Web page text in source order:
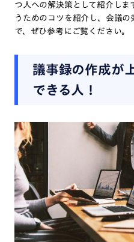
つ人への解決策として紹介しま
うためのコツを紹介し、会議
で、ぜひ参考にご覧ください。
議事録の作成が
できる人！